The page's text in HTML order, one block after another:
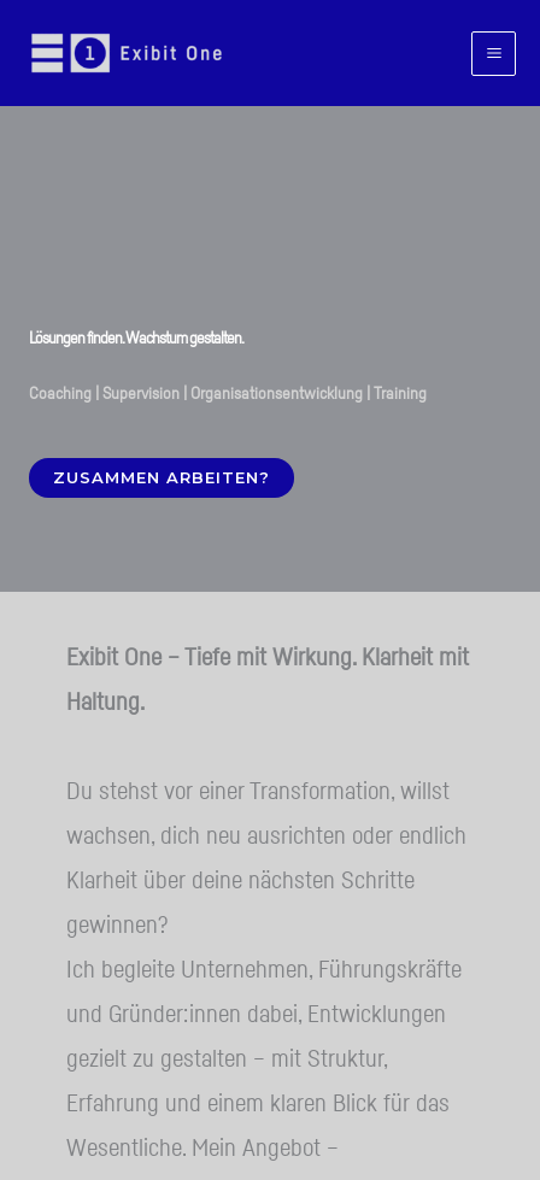
Inhalt
springen
Lösungen finden. Wachstum gestalten.
Coaching | Supervision | Organisationsentwicklung | Training
ZUSAMMEN ARBEITEN?
Exibit One – Tiefe mit Wirkung. Klarheit mit
Haltung.
Du stehst vor einer Transformation, willst
wachsen, dich neu ausrichten oder endlich
Klarheit über deine nächsten Schritte
gewinnen?
Ich begleite Unternehmen, Führungskräfte
und Gründer:innen dabei, Entwicklungen
gezielt zu gestalten – mit Struktur,
Erfahrung und einem klaren Blick für das
Wesentliche. Mein Angebot –